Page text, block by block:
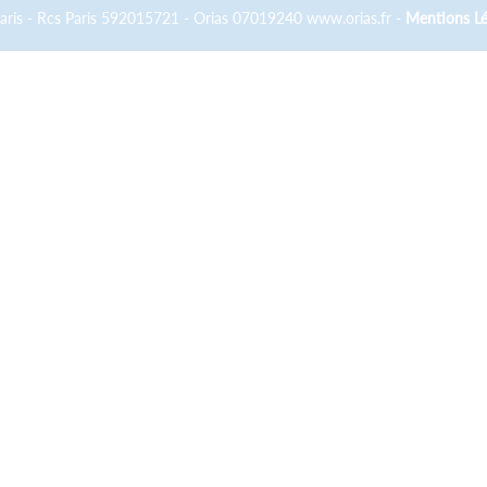
- Rcs Paris 592015721 - Orias 07019240 www.orias.fr - Mentions